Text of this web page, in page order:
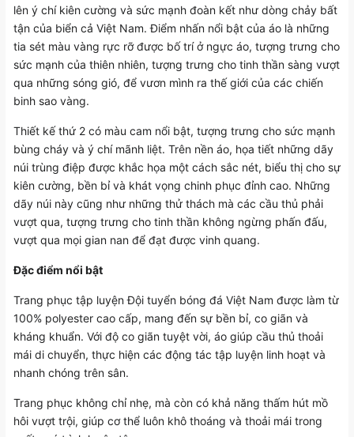
lên ý chí kiên cường và sức mạnh đoàn kết như dòng chảy bất
tận của biển cả Việt Nam. Điểm nhấn nổi bật của áo là những
tia sét màu vàng rực rỡ được bố trí ở ngực áo, tượng trưng cho
sức mạnh của thiên nhiên, tượng trưng cho tinh thần sàng vượt
qua những sóng gió, để vươn mình ra thế giới của các chiến
binh sao vàng.
Thiết kế thứ 2 có màu cam nổi bật, tượng trưng cho sức mạnh
bùng cháy và ý chí mãnh liệt. Trên nền áo, họa tiết những dãy
núi trùng điệp được khắc họa một cách sắc nét, biểu thị cho sự
kiên cường, bền bỉ và khát vọng chinh phục đỉnh cao. Những
dãy núi này cũng như những thử thách mà các cầu thủ phải
vượt qua, tượng trưng cho tinh thần không ngừng phấn đấu,
vượt qua mọi gian nan để đạt được vinh quang.
Đặc điểm nổi bật
Trang phục tập luyện Đội tuyển bóng đá Việt Nam được làm từ
100% polyester cao cấp, mang đến sự bền bỉ, co giãn và
kháng khuẩn. Với độ co giãn tuyệt vời, áo giúp cầu thủ thoải
mái di chuyển, thực hiện các động tác tập luyện linh hoạt và
nhanh chóng trên sân.
Trang phục không chỉ nhẹ, mà còn có khả năng thấm hút mồ
hôi vượt trội, giúp cơ thể luôn khô thoáng và thoải mái trong